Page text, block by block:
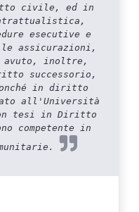
civile, ed in
esecutive e
assicurazioni,
avuto, inoltre,
successorio,
in diritto
all'Università
tesi in Diritto
competente in